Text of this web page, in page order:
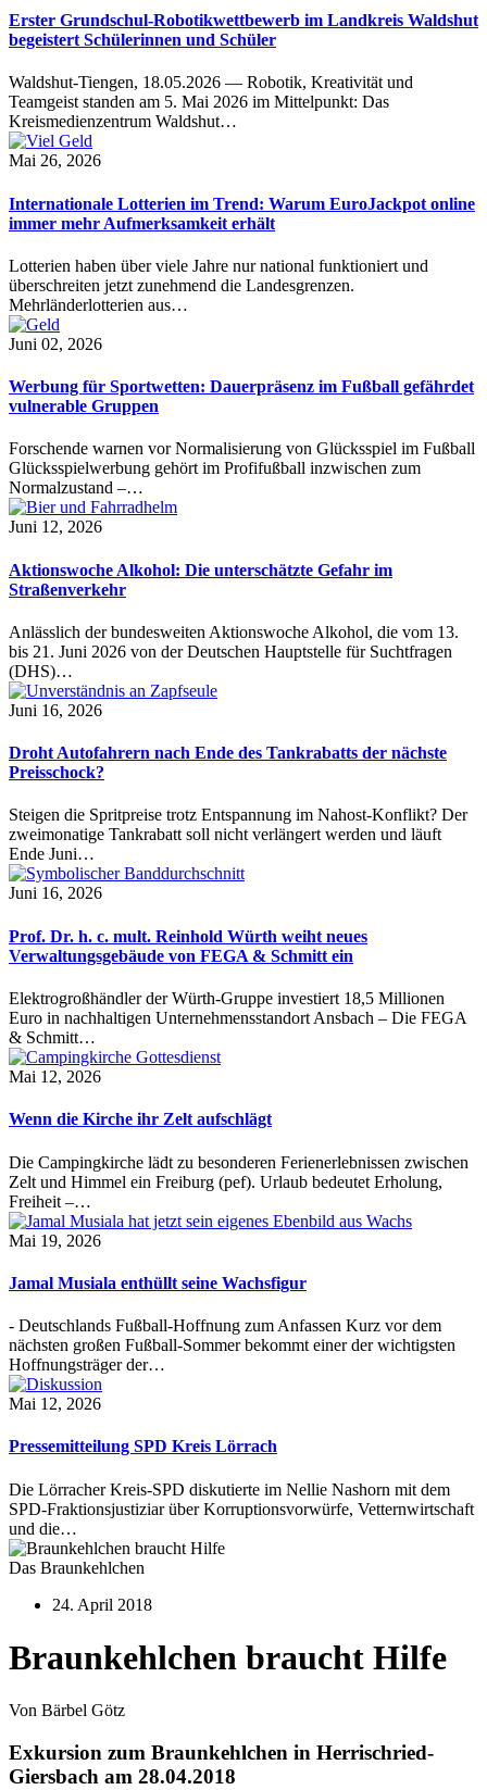
Erster Grundschul-Robotikwettbewerb im Landkreis Waldshut
begeistert Schülerinnen und Schüler
Waldshut-Tiengen, 18.05.2026 — Robotik, Kreativität und
Teamgeist standen am 5. Mai 2026 im Mittelpunkt: Das
Kreismedienzentrum Waldshut…
Mai 26, 2026
Internationale Lotterien im Trend: Warum EuroJackpot online
immer mehr Aufmerksamkeit erhält
Lotterien haben über viele Jahre nur national funktioniert und
überschreiten jetzt zunehmend die Landesgrenzen.
Mehrländerlotterien aus…
Juni 02, 2026
Werbung für Sportwetten: Dauerpräsenz im Fußball gefährdet
vulnerable Gruppen
Forschende warnen vor Normalisierung von Glücksspiel im Fußball
Glücksspielwerbung gehört im Profifußball inzwischen zum
Normalzustand –…
Juni 12, 2026
Aktionswoche Alkohol: Die unterschätzte Gefahr im
Straßenverkehr
Anlässlich der bundesweiten Aktionswoche Alkohol, die vom 13.
bis 21. Juni 2026 von der Deutschen Hauptstelle für Suchtfragen
(DHS)…
Juni 16, 2026
Droht Autofahrern nach Ende des Tankrabatts der nächste
Preisschock?
Steigen die Spritpreise trotz Entspannung im Nahost-Konflikt? Der
zweimonatige Tankrabatt soll nicht verlängert werden und läuft
Ende Juni…
Juni 16, 2026
Prof. Dr. h. c. mult. Reinhold Würth weiht neues
Verwaltungsgebäude von FEGA & Schmitt ein
Elektrogroßhändler der Würth-Gruppe investiert 18,5 Millionen
Euro in nachhaltigen Unternehmensstandort Ansbach – Die FEGA
& Schmitt…
Mai 12, 2026
Wenn die Kirche ihr Zelt aufschlägt
Die Campingkirche lädt zu besonderen Ferienerlebnissen zwischen
Zelt und Himmel ein Freiburg (pef). Urlaub bedeutet Erholung,
Freiheit –…
Mai 19, 2026
Jamal Musiala enthüllt seine Wachsfigur
- Deutschlands Fußball-Hoffnung zum Anfassen Kurz vor dem
nächsten großen Fußball-Sommer bekommt einer der wichtigsten
Hoffnungsträger der…
Mai 12, 2026
Pressemitteilung SPD Kreis Lörrach
Die Lörracher Kreis-SPD diskutierte im Nellie Nashorn mit dem
SPD-Fraktionsjustiziar über Korruptionsvorwürfe, Vetternwirtschaft
und die…
Das Braunkehlchen
24. April 2018
Braunkehlchen braucht Hilfe
Von Bärbel Götz
Exkursion zum Braunkehlchen in Herrischried-
Giersbach am 28.04.2018